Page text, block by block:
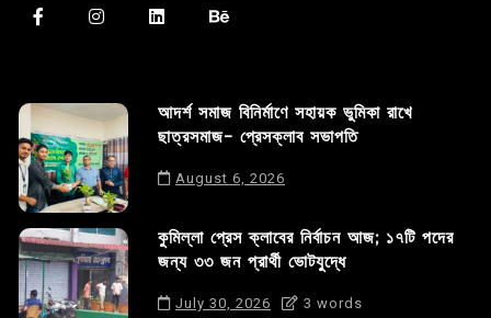
আদর্শ সমাজ বিনির্মাণে সহায়ক ভুমিকা রাখে
ছাত্রসমাজ- প্রেসক্লাব সভাপতি
August 6, 2026
কুমিল্লা প্রেস ক্লাবের নির্বাচন আজ; ১৭টি পদের
জন্য ৩৩ জন প্রার্থী ভোটযুদ্ধে
July 30, 2026 3 words